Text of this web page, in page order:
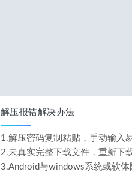
解压报错解决办法
1.解压密码复制粘贴，手动输入
2.未真实完整下载文件，重新下
3.Android与windows系统或软体